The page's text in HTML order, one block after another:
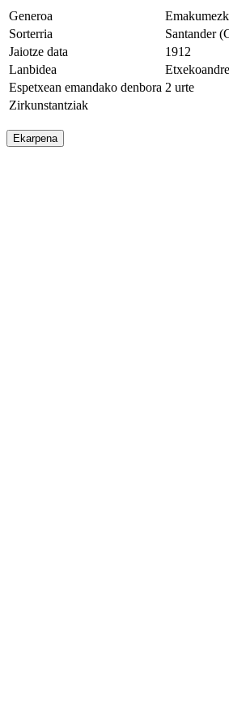
Generoa
Sorterria
Santander
Jaiotze data
1912
Lanbidea
Espetxean emandako denbora 2 urte
Zirkunstantziak